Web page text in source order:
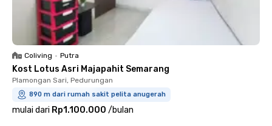
Coliving • Putra
Kost Lotus Asri Majapahit Semarang
Plamongan Sari, Pedurungan
890 m dari rumah sakit pelita anugerah
mulai dari Rp1.100.000 /bulan